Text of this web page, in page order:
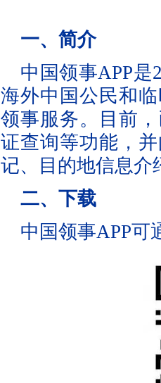
一、简介
中国领事APP
海外中国公民和
领事服务。目前
证查询等功能，
记、目的地信息介
二、下载
中国领事APP可